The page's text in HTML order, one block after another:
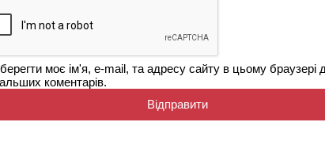
моє ім'я, e-mail, та адресу сайту в цьому браузері
коментарів.